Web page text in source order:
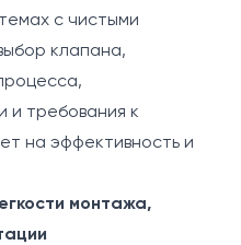
с чистыми
клапана,
и требования к
на эффективность и
монтажа,